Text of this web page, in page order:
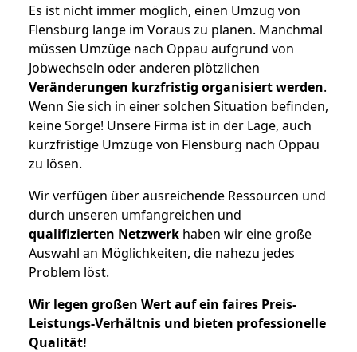
Es ist nicht immer möglich, einen Umzug von
Flensburg lange im Voraus zu planen. Manchmal
müssen Umzüge nach Oppau aufgrund von
Jobwechseln oder anderen plötzlichen
Veränderungen kurzfristig organisiert werden.
Wenn Sie sich in einer solchen Situation befinden,
keine Sorge! Unsere Firma ist in der Lage, auch
kurzfristige Umzüge von Flensburg nach Oppau
zu lösen.
Wir verfügen über ausreichende Ressourcen und
durch unseren umfangreichen und
qualifizierten Netzwerk haben wir eine große
Auswahl an Möglichkeiten, die nahezu jedes
Problem löst.
Wir legen großen Wert auf ein faires Preis-
Leistungs-Verhältnis und bieten professionelle
Qualität!